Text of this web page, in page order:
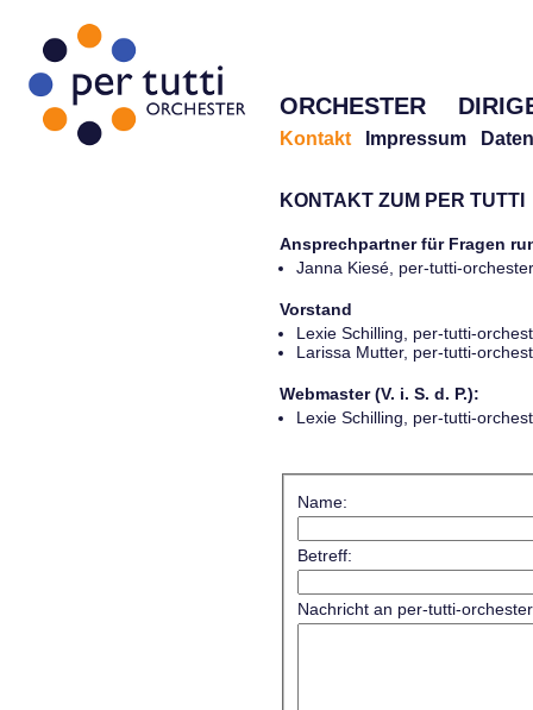
ORCHESTER
Kontakt Impressum
KONTAKT ZUM PER TUTTI
Ansprechpartner für Fragen
Janna Kiesé, per-tutti-
Vorstand
Lexie Schilling, per-tutti-
Larissa Mutter, per-tutti-
Webmaster (V. i. S. d. P.):
Lexie Schilling, per-tutti-
Name:
Betreff:
Nachricht an per-tutti-